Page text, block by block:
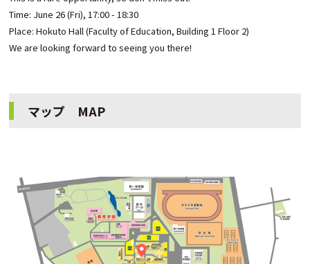
Time: June 26 (Fri), 17:00 - 18:30
Place: Hokuto Hall (Faculty of Education, Building 1 Floor 2)
We are looking forward to seeing you there!
マップ MAP